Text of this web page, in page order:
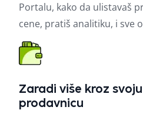
Portalu, kako da ulistavaš
cene, pratiš analitiku, i sve
Zaradi više kroz
prodavnicu